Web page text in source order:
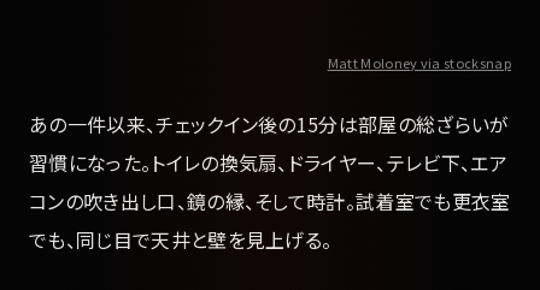
Matt Moloney via stocksnap
あの一件以来、チェックイン後の15分は部屋の総ざらいが
習慣になった。トイレの換気扇、ドライヤー、テレビ下、エア
コンの吹き出し口、鏡の縁、そして時計。試着室でも更衣室
でも、同じ目で天井と壁を見上げる。